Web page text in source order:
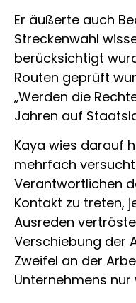
Er äußerte auch
Streckenwahl
berücksichtigt
Routen geprüft
„Werden die
Jahren auf
Kaya wies darauf
mehrfach
Verantwortlichen
Kontakt zu treten,
Ausreden
Verschiebung der
Zweifel an der
Unternehmens